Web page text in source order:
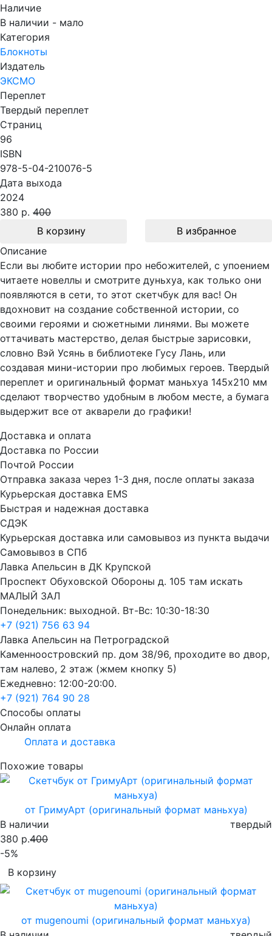
Наличие
В наличии - мало
Категория
Блокноты
Издатель
ЭКСМО
Переплет
Твердый переплет
Страниц
96
ISBN
978-5-04-210076-5
Дата выхода
2024
380 р. 400
В корзину
В избранное
Описание
Если вы любите истории про небожителей, с упоением
читаете новеллы и смотрите дуньхуа, как только они
появляются в сети, то этот скетчбук для вас! Он
вдохновит на создание собственной истории, со
своими героями и сюжетными линями. Вы можете
оттачивать мастерство, делая быстрые зарисовки,
словно Вэй Усянь в библиотеке Гусу Лань, или
создавая мини-истории про любимых героев. Твердый
переплет и оригинальный формат маньхуа 145х210 мм
сделают творчество удобным в любом месте, а бумага
выдержит все от акварели до графики!
Доставка и оплата
Доставка по России
Почтой России
Отправка заказа через 1-3 дня, после оплаты заказа
Курьерская доставка EMS
Быстрая и надежная доставка
СДЭК
Курьерская доставка или самовывоз из пункта выдачи
Самовывоз в СПб
Лавка Апельсин в ДК Крупской
Проспект Обуховской Обороны д. 105 там искать
МАЛЫЙ ЗАЛ
Понедельник: выходной. Вт-Вс: 10:30-18:30
+7 (921) 756 63 94
Лавка Апельсин на Петроградской
Каменноостровский пр. дом 38/96, проходите во двор,
там налево, 2 этаж (жмем кнопку 5)
Ежедневно: 12:00-20:00.
+7 (921) 764 90 28
Способы оплаты
Онлайн оплата
Оплата и доставка
Похожие товары
от ГримуАрт (оригинальный формат маньхуа)
В наличии
твердый
380 р.400
-5%
В корзину
от mugenoumi (оригинальный формат маньхуа)